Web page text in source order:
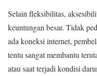
Selain fleksibilitas,
keuntungan besar. Tidak
ada koneksi internet,
tentu sangat membantu
atau saat terjadi kondisi